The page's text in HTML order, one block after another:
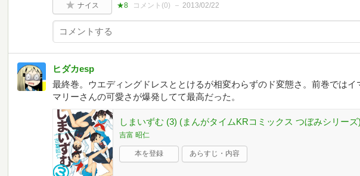
ナイス ★8 コメント(0) 2013/02/22
ヒダカesp
最終巻。ウエディングドレスととけるが相変わらずのド変態さ。前巻ではイ
マリーさんの可愛さが爆発してて最高だった。
しまいずむ (3) (まんがタイムKRコミックス つぼみシリーズ)
吉富 昭仁
本を登録 あらすじ・内容